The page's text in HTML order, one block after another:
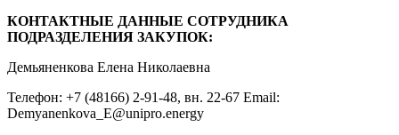
КОНТАКТНЫЕ ДАННЫЕ СОТРУДНИКА
ПОДРАЗДЕЛЕНИЯ ЗАКУПОК:
Демьяненкова Елена Николаевна
Телефон: +7 (48166) 2-91-48, вн. 22-67 Email:
Demyanenkova_E@unipro.energy